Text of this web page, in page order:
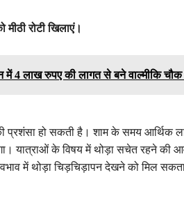
रोटी खिलाएं।
में 4 लाख रुपए की लागत से बने वाल्मीकि
हो सकती है। शाम के समय आर्थिक लाभ
यात्राओं के विषय में थोड़ा सचेत रहने की
में थोड़ा चिड़चिड़ापन देखने को मिल